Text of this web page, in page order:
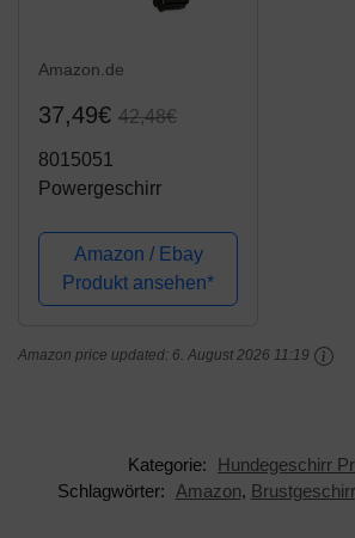
Amazon.de
37,49€ 42,48€
8015051
Powergeschirr
Amazon / Ebay
Produkt ansehen*
Amazon price updated: 6. August 2026 11:19
Kategorie:
Hundegeschirr
Schlagwörter:
Amazon, Brustgeschirr